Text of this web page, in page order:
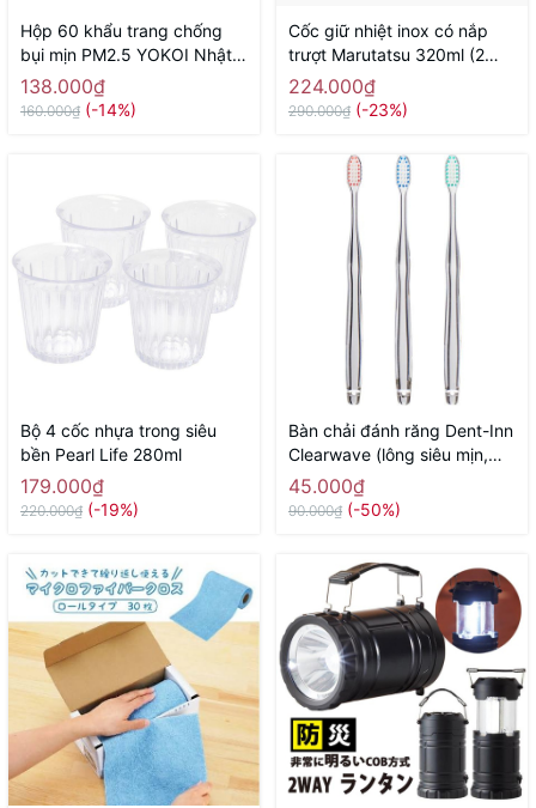
Hộp 60 khẩu trang chống
bụi mịn PM2.5 YOKOI Nhật
Bản - Hàng Nhật nội địa
138.000₫
160.000₫ (-14%)
Cốc giữ nhiệt inox có nắp
trượt Marutatsu 320ml (2
màu blue, pink)
224.000₫
290.000₫ (-23%)
Bộ 4 cốc nhựa trong siêu
bền Pearl Life 280ml
179.000₫
220.000₫ (-19%)
Bàn chải đánh răng Dent-Inn
Clearwave (lông siêu mịn,
gợn sóng) - Hàng Nhật nội
địa
45.000₫
90.000₫ (-50%)